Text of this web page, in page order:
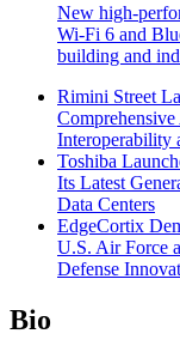
New high-
Wi-Fi 6 and
building and
Rimini Street
Interoperability
Toshiba
Its Latest
Data Centers
EdgeCortix
U.S. Air Force
Defense
Bio